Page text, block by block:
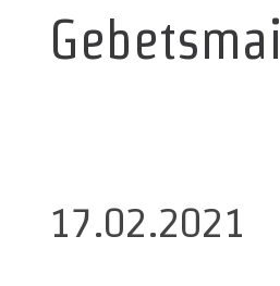
Gebetsmail
17.02.2021